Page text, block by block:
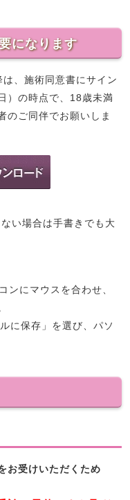
になります
、施術同意書にサイン
）の時点で、18歳未満
のご同伴でお願いしま
い場合は手書きでも大
ンにマウスを合わせ、
に保存」を選び、パソ
お受けいただくため